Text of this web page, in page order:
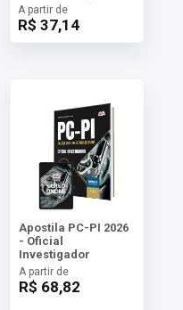
A partir de
R$ 37,14
Apostila PC-PI 2026
- Oficial
Investigador
A partir de
R$ 68,82